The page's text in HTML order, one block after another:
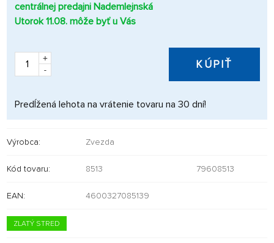
centrálnej predajni Nademlejnská
Utorok 11.08. môže byť u Vás
+
-
KÚPIŤ
Predĺžená lehota na vrátenie tovaru na 30 dní!
Výrobca: Zvezda
Kód tovaru: 8513 79608513
EAN: 4600327085139
ZLATÝ STRED